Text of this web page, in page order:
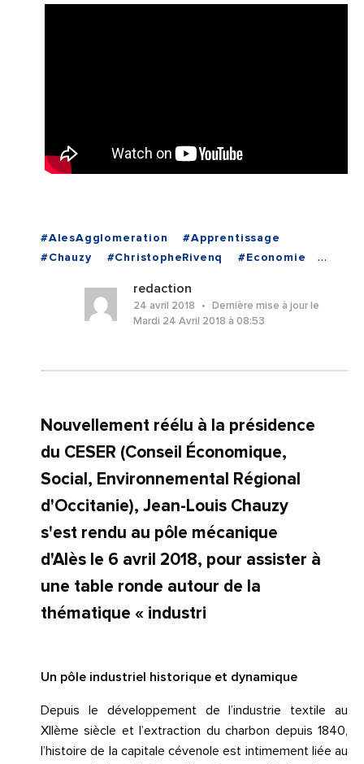
#AlesAgglomeration
#Apprentissage
#Chauzy
#ChristopheRivenq
#Economie
#Occitanie
#Occitanie
redaction
24 avril 2018
Dernière mise à jour le
Mardi 24 Avril 2018 à 08:53
Nouvellement réélu à la présidence
du CESER (Conseil Économique,
Social, Environnemental Régional
d'Occitanie), Jean-Louis Chauzy
s'est rendu au pôle mécanique
d'Alès le 6 avril 2018, pour assister à
une table ronde autour de la
thématique « industri
Un pôle industriel historique et dynamique
Depuis le développement de l’industrie textile au
XIIème siècle et l’extraction du charbon depuis 1840,
l’histoire de la capitale cévenole est intimement liée au